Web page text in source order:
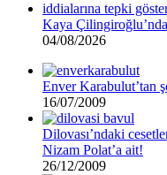
Kaya
04/08/2026
Enver Karabulut’tan
16/07/2009
Dilovası’ndaki
Nizam Polat’a ait!
26/12/2009